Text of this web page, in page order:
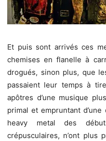
Et puis sont arrivés ces
chemises en flanelle à
drogués, sinon plus, que
passaient leur temps à
apôtres d’une musique
primal et empruntant
heavy metal des
crépusculaires, n’ont plus